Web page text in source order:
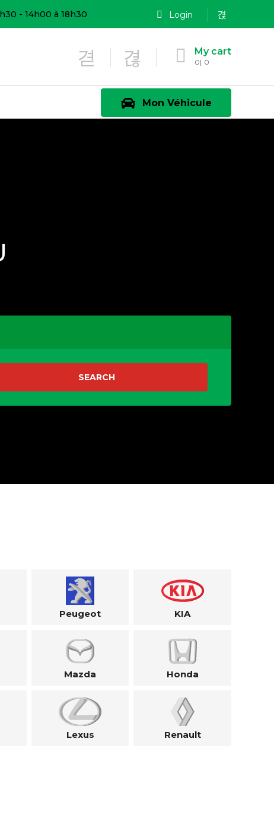
- 14h00 à 18h30 Login
My cart
0 0
Mon Véhicule
Peugeot KIA
Mazda Honda
Lexus Renault